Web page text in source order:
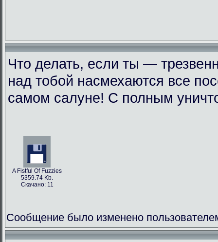
Что делать, если ты —
над тобой насмехаются все
самом салуне! С полным
A Fistful Of Fuzzies
5359.74 Kb.
Скачано: 11
Сообщение было изменено